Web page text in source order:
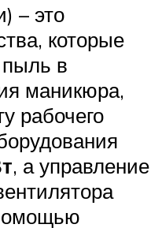
– это
которые
в
маникюра,
рабочего
, а управление